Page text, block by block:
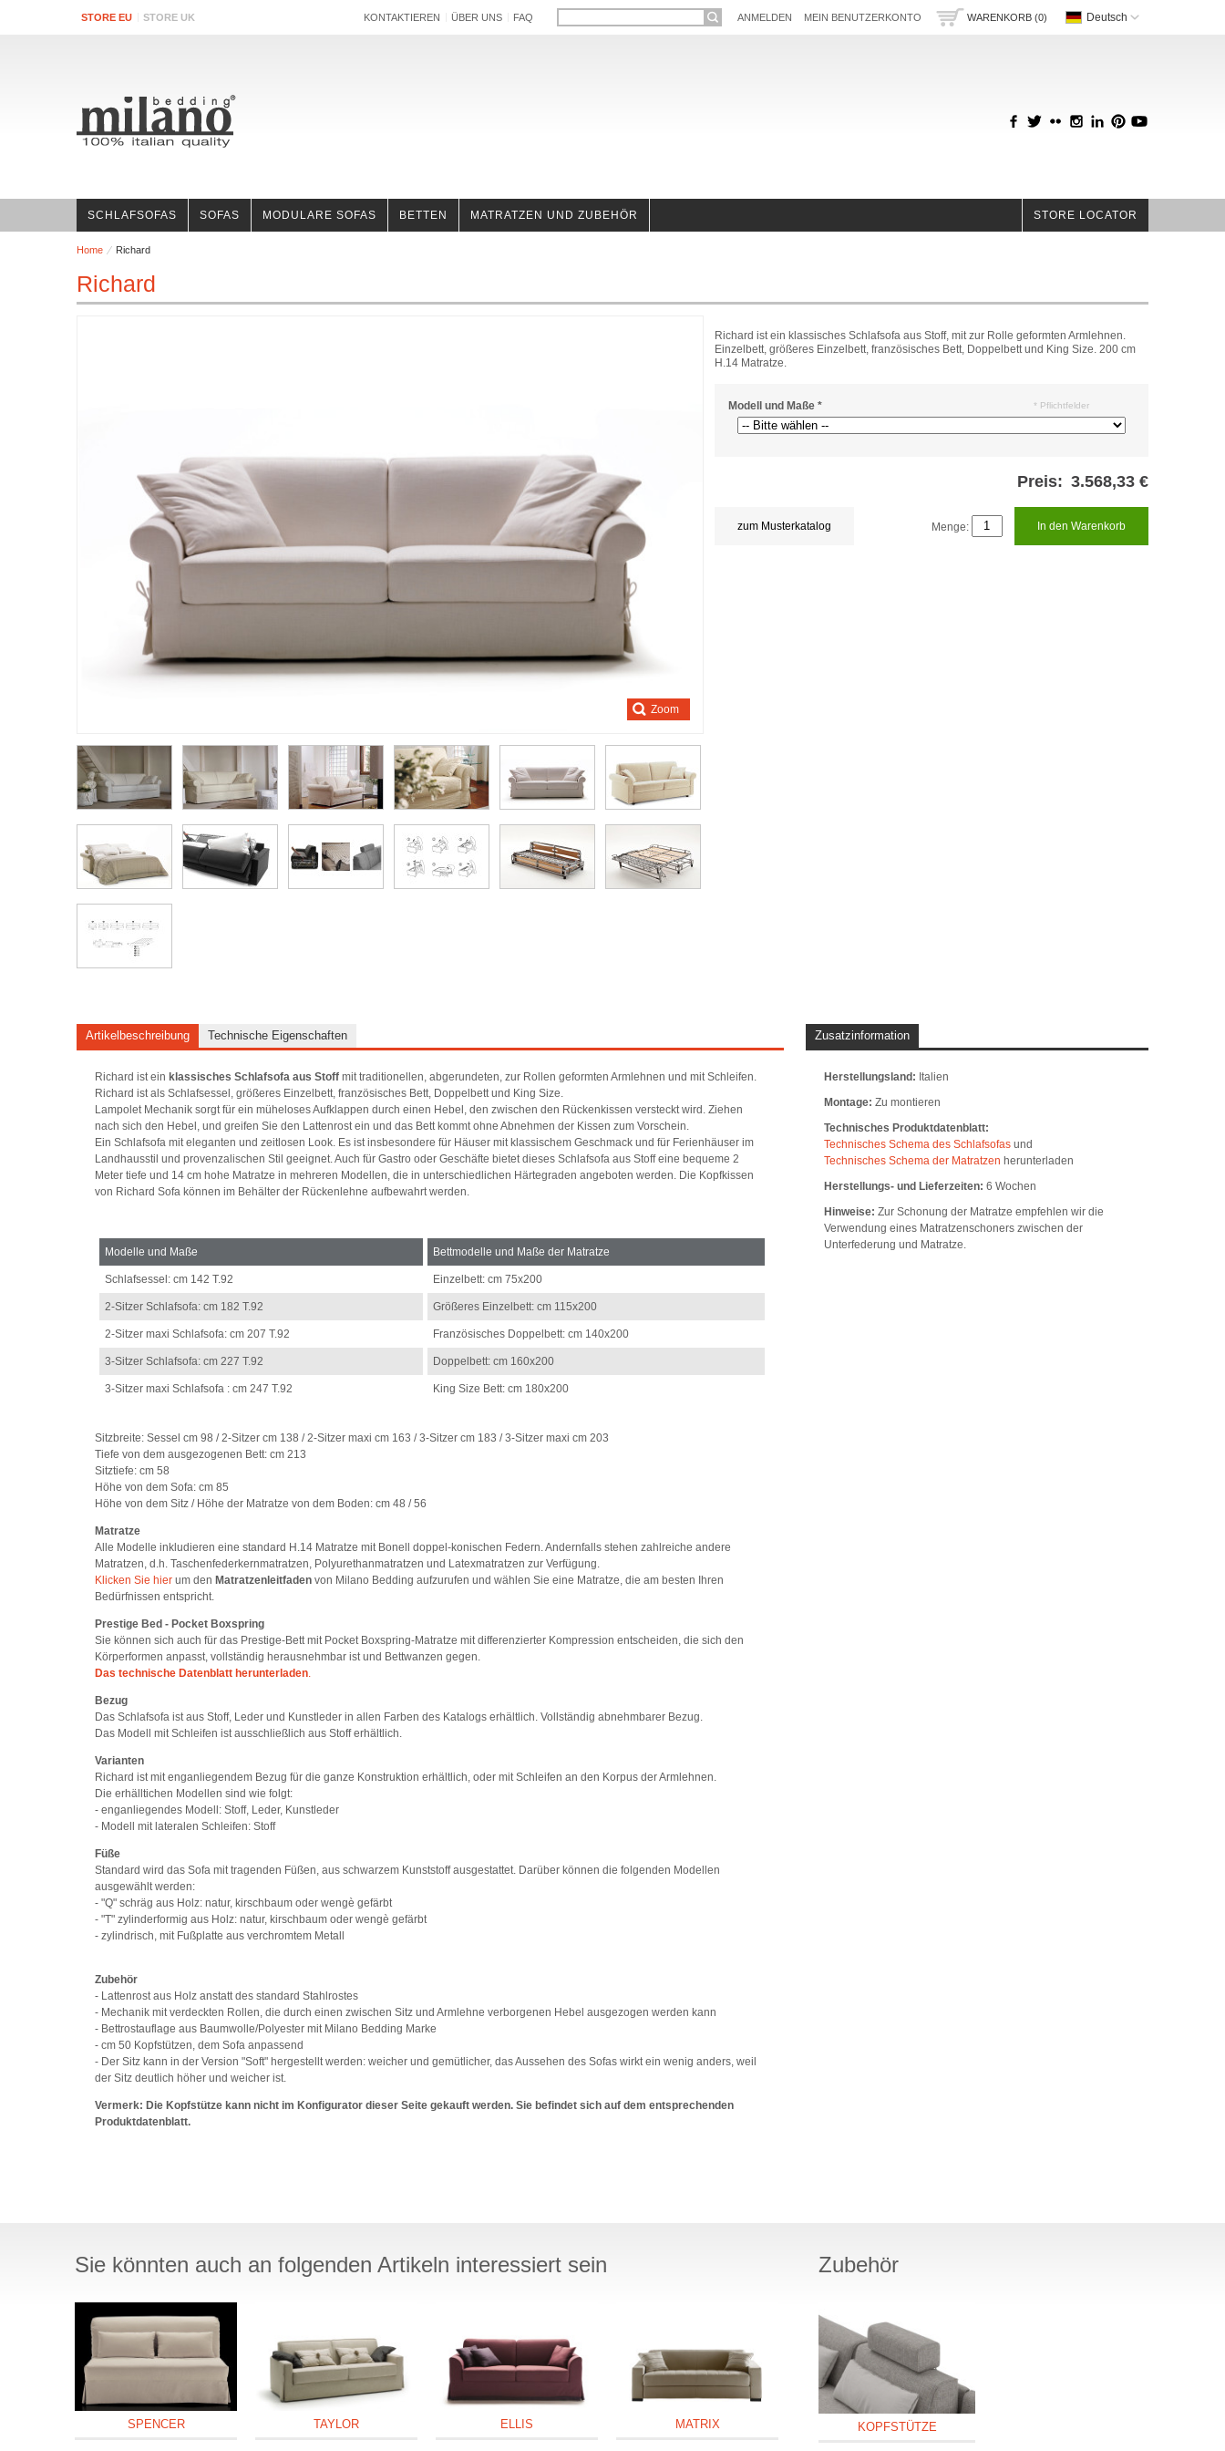
STORE EU STORE UK Deutsch
WARENKORB (0)
ANMELDEN MEIN BENUTZERKONTO
KONTAKTIEREN ÜBER UNS FAQ
SCHLAFSOFAS SOFAS MODULARE SOFAS BETTEN MATRATZEN UND ZUBEHÖR STORE LOCATOR
Home Richard
Richard
Zoom
Richard ist ein klassisches Schlafsofa aus Stoff, mit zur Rolle geformten Armlehnen.
Einzelbett, größeres Einzelbett, französisches Bett, Doppelbett und King Size. 200 cm
H.14 Matratze.
Modell und Maße* * Pflichtfelder
Preis: 3.568,33 €
zum Musterkatalog Menge: In den Warenkorb
Artikelbeschreibung Technische Eigenschaften
Richard ist ein klassisches Schlafsofa aus Stoff mit traditionellen, abgerundeten, zur Rollen geformten Armlehnen und mit Schleifen.
Richard ist als Schlafsessel, größeres Einzelbett, französisches Bett, Doppelbett und King Size.
Lampolet Mechanik sorgt für ein müheloses Aufklappen durch einen Hebel, den zwischen den Rückenkissen versteckt wird. Ziehen
nach sich den Hebel, und greifen Sie den Lattenrost ein und das Bett kommt ohne Abnehmen der Kissen zum Vorschein.
Ein Schlafsofa mit eleganten und zeitlosen Look. Es ist insbesondere für Häuser mit klassischem Geschmack und für Ferienhäuser im
Landhausstil und provenzalischen Stil geeignet. Auch für Gastro oder Geschäfte bietet dieses Schlafsofa aus Stoff eine bequeme 2
Meter tiefe und 14 cm hohe Matratze in mehreren Modellen, die in unterschiedlichen Härtegraden angeboten werden. Die Kopfkissen
von Richard Sofa können im Behälter der Rückenlehne aufbewahrt werden.
Modelle und Maße Bettmodelle und Maße der Matratze
Schlafsessel: cm 142 T.92 Einzelbett: cm 75x200
2-Sitzer Schlafsofa: cm 182 T.92 Größeres Einzelbett: cm 115x200
2-Sitzer maxi Schlafsofa: cm 207 T.92 Französisches Doppelbett: cm 140x200
3-Sitzer Schlafsofa: cm 227 T.92 Doppelbett: cm 160x200
3-Sitzer maxi Schlafsofa : cm 247 T.92 King Size Bett: cm 180x200
Sitzbreite: Sessel cm 98 / 2-Sitzer cm 138 / 2-Sitzer maxi cm 163 / 3-Sitzer cm 183 / 3-Sitzer maxi cm 203
Tiefe von dem ausgezogenen Bett: cm 213
Sitztiefe: cm 58
Höhe von dem Sofa: cm 85
Höhe von dem Sitz / Höhe der Matratze von dem Boden: cm 48 / 56
Matratze
Alle Modelle inkludieren eine standard H.14 Matratze mit Bonell doppel-konischen Federn. Andernfalls stehen zahlreiche andere
Matratzen, d.h. Taschenfederkernmatratzen, Polyurethanmatratzen und Latexmatratzen zur Verfügung.
Klicken Sie hier um den Matratzenleitfaden von Milano Bedding aufzurufen und wählen Sie eine Matratze, die am besten Ihren
Bedürfnissen entspricht.
Prestige Bed - Pocket Boxspring
Sie können sich auch für das Prestige-Bett mit Pocket Boxspring-Matratze mit differenzierter Kompression entscheiden, die sich den
Körperformen anpasst, vollständig herausnehmbar ist und Bettwanzen gegen.
Das technische Datenblatt herunterladen.
Bezug
Das Schlafsofa ist aus Stoff, Leder und Kunstleder in allen Farben des Katalogs erhältlich. Vollständig abnehmbarer Bezug.
Das Modell mit Schleifen ist ausschließlich aus Stoff erhältlich.
Varianten
Richard ist mit enganliegendem Bezug für die ganze Konstruktion erhältlich, oder mit Schleifen an den Korpus der Armlehnen.
Die erhälltichen Modellen sind wie folgt:
- enganliegendes Modell: Stoff, Leder, Kunstleder
- Modell mit lateralen Schleifen: Stoff
Füße
Standard wird das Sofa mit tragenden Füßen, aus schwarzem Kunststoff ausgestattet. Darüber können die folgenden Modellen
ausgewählt werden:
- "Q" schräg aus Holz: natur, kirschbaum oder wengè gefärbt
- "T" zylinderformig aus Holz: natur, kirschbaum oder wengè gefärbt
- zylindrisch, mit Fußplatte aus verchromtem Metall
Zubehör
- Lattenrost aus Holz anstatt des standard Stahlrostes
- Mechanik mit verdeckten Rollen, die durch einen zwischen Sitz und Armlehne verborgenen Hebel ausgezogen werden kann
- Bettrostauflage aus Baumwolle/Polyester mit Milano Bedding Marke
- cm 50 Kopfstützen, dem Sofa anpassend
- Der Sitz kann in der Version "Soft" hergestellt werden: weicher und gemütlicher, das Aussehen des Sofas wirkt ein wenig anders, weil
der Sitz deutlich höher und weicher ist.
Vermerk: Die Kopfstütze kann nicht im Konfigurator dieser Seite gekauft werden. Sie befindet sich auf dem entsprechenden
Produktdatenblatt.
Zusatzinformation
Herstellungsland: Italien
Montage: Zu montieren
Technisches Produktdatenblatt:
Technisches Schema des Schlafsofasund
Technisches Schema der Matratzen herunterladen
Herstellungs- und Lieferzeiten: 6 Wochen
Hinweise: Zur Schonung der Matratze empfehlen wir die
Verwendung eines Matratzenschoners zwischen der
Unterfederung und Matratze.
Sie könnten auch an folgenden Artikeln interessiert sein
SPENCER TAYLOR ELLIS MATRIX
Zubehör
KOPFSTÜTZE